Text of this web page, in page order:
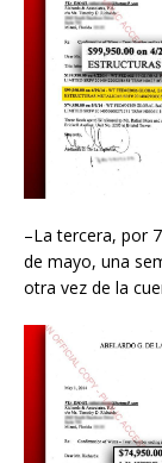
–La tercera, por
de mayo, una
otra vez de la